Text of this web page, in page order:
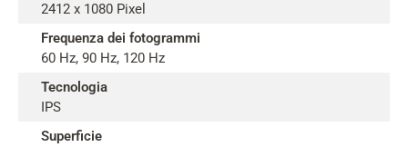
2412 x 1080 Pixel
Frequenza dei fotogrammi
60 Hz, 90 Hz, 120 Hz
Tecnologia
IPS
Superficie